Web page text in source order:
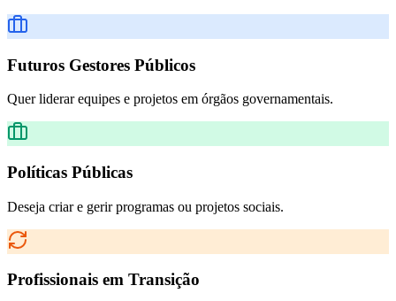
Futuros Gestores Públicos
Quer liderar equipes e projetos em órgãos governamentais.
Políticas Públicas
Deseja criar e gerir programas ou projetos sociais.
Profissionais em Transição